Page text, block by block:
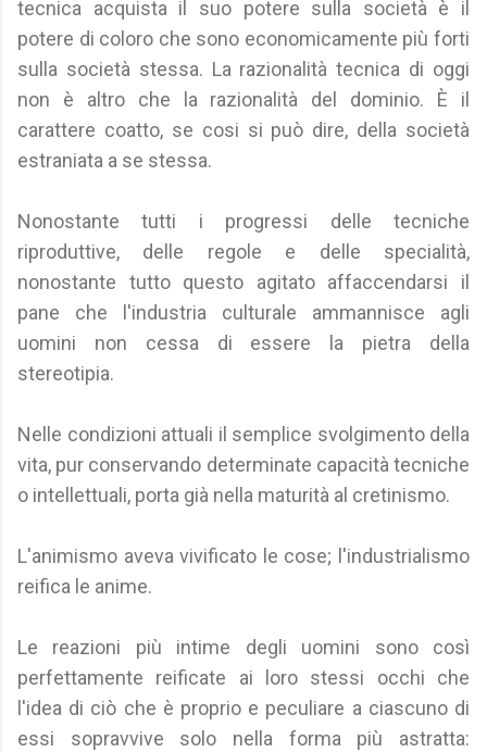
tecnica acquista il suo potere sulla società è il
potere di coloro che sono economicamente più forti
sulla società stessa. La razionalità tecnica di oggi
non è altro che la razionalità del dominio. È il
carattere coatto, se cosi si può dire, della società
estraniata a se stessa.
Nonostante tutti i progressi delle tecniche
riproduttive, delle regole e delle specialità,
nonostante tutto questo agitato affaccendarsi il
pane che l'industria culturale ammannisce agli
uomini non cessa di essere la pietra della
stereotipia.
Nelle condizioni attuali il semplice svolgimento della
vita, pur conservando determinate capacità tecniche
o intellettuali, porta già nella maturità al cretinismo.
L'animismo aveva vivificato le cose; l'industrialismo
reifica le anime.
Le reazioni più intime degli uomini sono così
perfettamente reificate ai loro stessi occhi che
l'idea di ciò che è proprio e peculiare a ciascuno di
essi sopravvive solo nella forma più astratta: